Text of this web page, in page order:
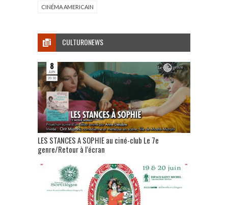
CINÉMA AMERICAIN
CULTURONEWS
LES STANCES A SOPHIE au ciné-club Le 7e
genre/Retour à l’écran